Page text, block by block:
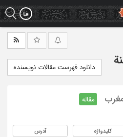
دانلود فهرست مقالات نویسنده
مقاله
کلیدواژه آدرس